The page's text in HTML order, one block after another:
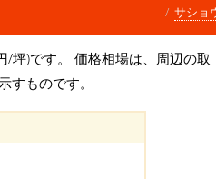
サショ
/坪)です。 価格相場は、周辺の取
ものです。